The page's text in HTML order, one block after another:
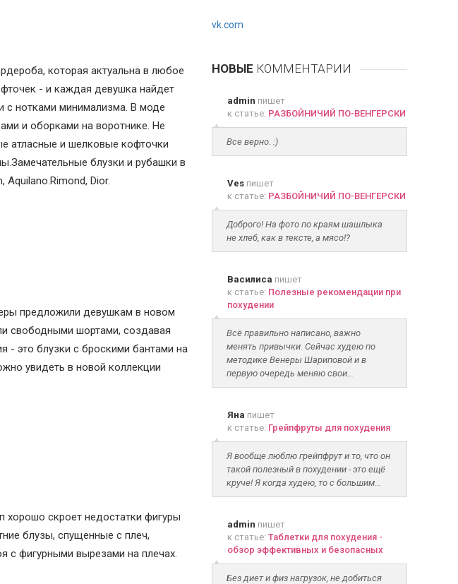
которая актуальна в любое
- и каждая девушка найдет
с нотками минимализма. В моде
и оборками на воротнике. Не
атласные и шелковые кофточки
блузки и рубашки в
Dior.
предложили девушкам в новом
свободными шортами, создавая
- это блузки с броскими бантами на
увидеть в новой коллекции
хорошо скроет недостатки фигуры
блузы, спущенные с плеч,
с фигурными вырезами на плечах.
vk.com
НОВЫЕ КОММЕНТАРИИ
admin пишет
к статье: РАЗБОЙНИЧИЙ ПО-ВЕНГЕРСКИ
Все верно. :)
Vesпишет
к статье: РАЗБОЙНИЧИЙ ПО-ВЕНГЕРСКИ
Доброго! На фото по краям шашлыка
не хлеб, как в тексте, а мясо!?
Василиса пишет
к статье: Полезные рекомендации при
похудении
Всё правильно написано, важно
менять привычки. Сейчас худею по
методике Венеры Шариповой и в
первую очередь меняю свои...
Яна пишет
к статье: Грейпфруты для похудения
Я вообще люблю грейпфрут и то, что он
такой полезный в похудении - это ещё
круче! Я когда худею, то с большим...
admin пишет
к статье: Таблетки для похудения -
обзор эффективных и безопасных
Без диет и физ нагрузок, не добиться